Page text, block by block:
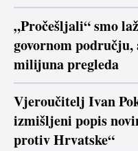
„Pročešljali“ smo
govornom području,
milijuna pregleda
Vjeroučitelj Ivan
izmišljeni popis
protiv Hrvatske“